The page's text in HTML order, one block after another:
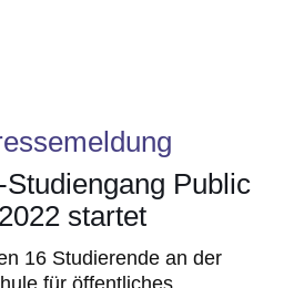
Public
startet
16 Studierende an der